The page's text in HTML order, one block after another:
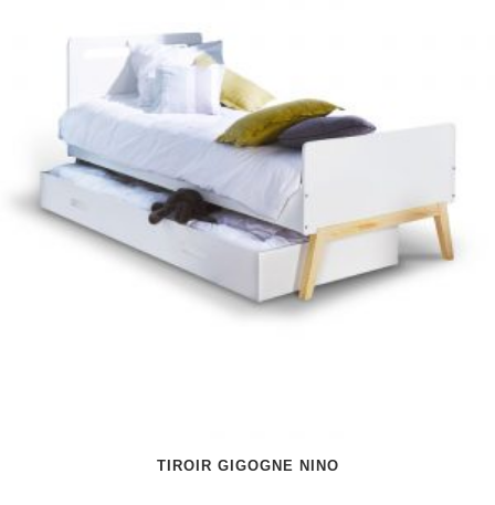
TIROIR GIGOGNE NINO